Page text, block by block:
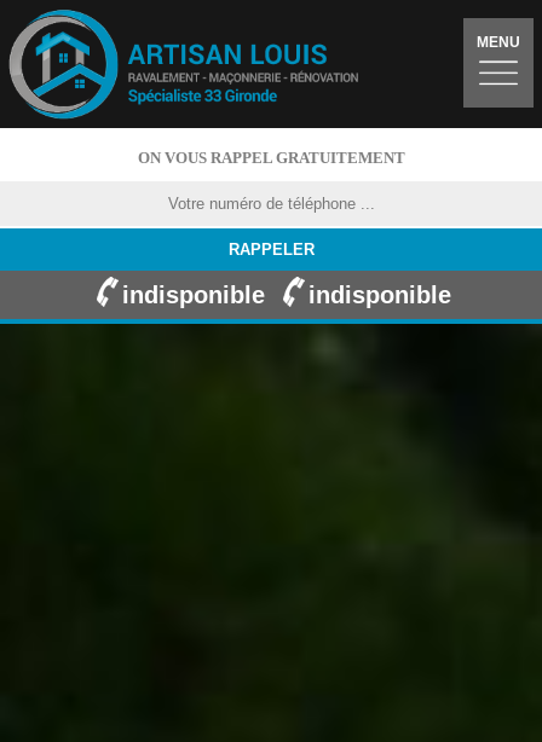
MENU
ON VOUS RAPPEL GRATUITEMENT
indisponible indisponible